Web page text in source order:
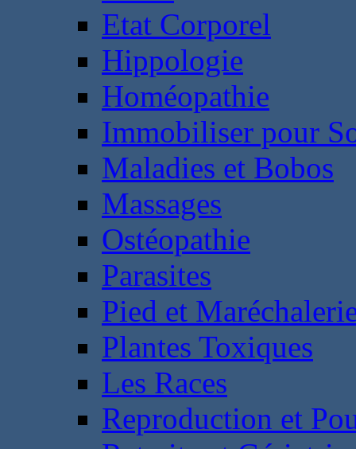
Etat Corporel
Hippologie
Homéopathie
Immobiliser pour
Maladies et Bobos
Massages
Ostéopathie
Parasites
Pied et
Plantes Toxiques
Les Races
Reproduction et